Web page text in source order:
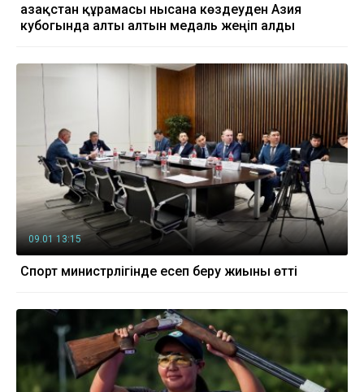
Қазақстан құрамасы нысана көздеуден Азия
кубогында алты алтын медаль жеңіп алды
09.01 13:15
Спорт министрлігінде есеп беру жиыны өтті